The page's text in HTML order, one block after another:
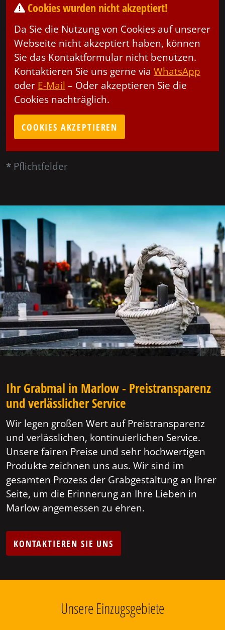
Cookies wurden nicht akzeptiert!
Da Sie die Nutzung von Cookies auf unserer
Webseite nicht akzeptiert haben, können
Sie das Kontaktformular nicht benutzen.
Kontaktieren Sie uns gerne via WhatsApp
oder E-Mail – Oder akzeptieren Sie die
Cookies nachträglich.
COOKIES AKZEPTIEREN
* Pflichtfelder
Ihr Grabmal in Marlow - Preistransparenz
und verlässlicher Service
Wir legen großen Wert auf Preistransparenz
und verlässlichen, kontinuierlichen Service.
Unsere fairen Preise und sehr hochwertigen
Produkte zeichnen uns aus. Wir sind im
gesamten Prozess der Grabgestaltung an Ihrer
Seite, um die Erinnerung an Ihre Lieben in
Marlow angemessen zu ehren.
KONTAKTIEREN SIE UNS
Unsere Einzugsgebiete